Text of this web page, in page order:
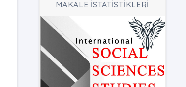
MAKALE İSTATİSTİKLERİ